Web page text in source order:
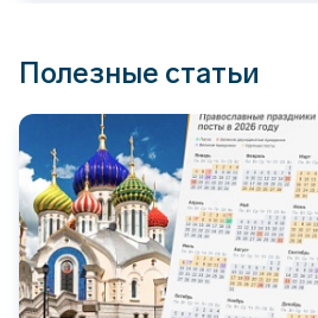
Полезные статьи